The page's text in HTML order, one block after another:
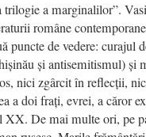
a marginalilor”.
române
puncte de vedere: curajul
și antisemitismul) și
nici zgârcit în reflecții,
a doi frați, evrei, a căror
XX. De mai multe ori, pe